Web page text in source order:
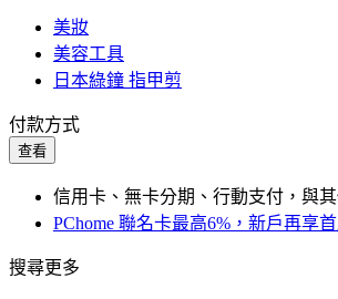
美妝
美容工具
日本綠鐘 指甲剪
付款方式
查看
信用卡、無卡分期、行動支付，與
PChome 聯名卡最高6%，新戶再享
搜尋更多